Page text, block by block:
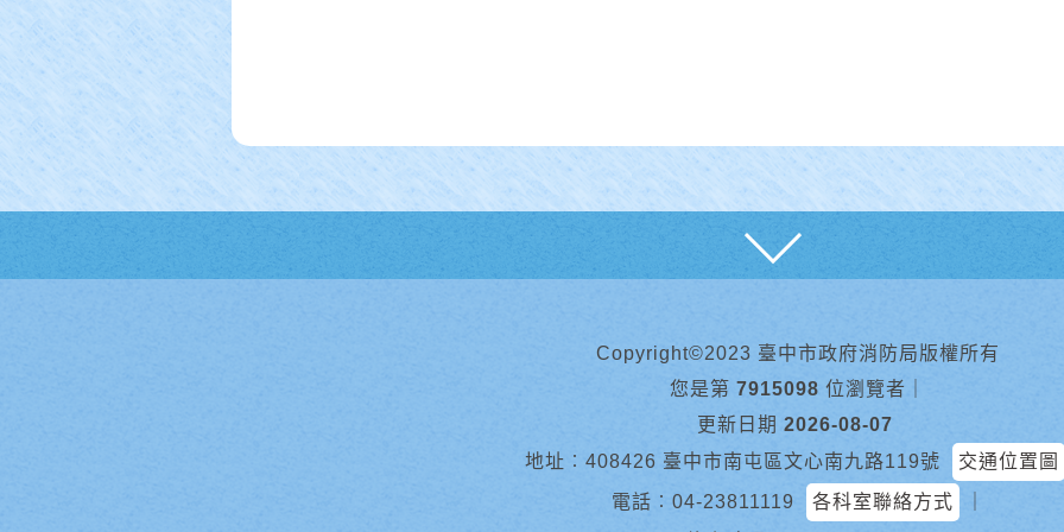
Copyright©2023 臺中市政府消防局版權所有
您是第 7915098 位瀏覽者
更新日期 2026-08-07
地址︰408426 臺中市南屯區文心南九路119號
交通位置圖
電話︰ 04-23811119 各科室聯絡方式